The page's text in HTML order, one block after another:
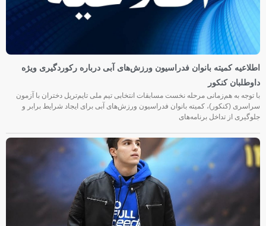
اطلاعیه کمیته بانوان فدراسیون ورزش‌های آبی درباره رکوردگیری ویژه
داوطلبان کنکور
با توجه به هم‌زمانی مرحله نخست مسابقات انتخابی تیم ملی تایم‌تریل دختران با آزمون
سراسری (کنکور)، کمیته بانوان فدراسیون ورزش‌های آبی برای ایجاد شرایط برابر و
جلوگیری از تداخل برنامه‌های